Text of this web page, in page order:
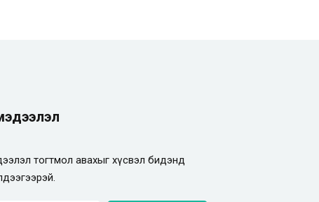
тогтмол авахыг хүсвэл бидэнд